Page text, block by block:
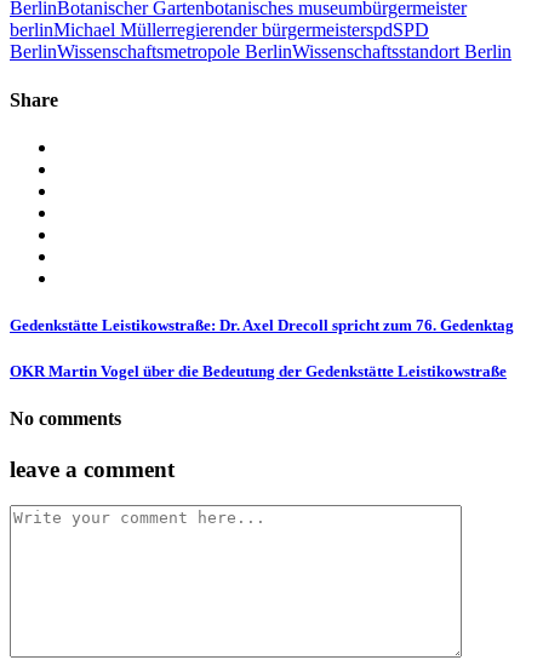
BerlinBotanischer Gartenbotanisches museumbürgermeister
berlinMichael Müllerregierender bürgermeisterspdSPD
BerlinWissenschaftsmetropole BerlinWissenschaftsstandort Berlin
Share
Gedenkstätte Leistikowstraße: Dr. Axel Drecoll spricht zum 76. Gedenktag
OKR Martin Vogel über die Bedeutung der Gedenkstätte Leistikowstraße
No comments
leave a comment